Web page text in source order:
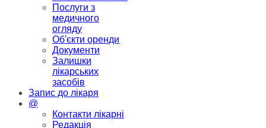
Послуги з
медичного
огляду
Об'єкти оренди
Документи
Залишки
лікарських
засобів
Запис до лікаря
@
Контакти лікарні
Редакція